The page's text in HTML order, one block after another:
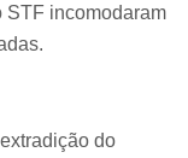
STF incomodaram
do